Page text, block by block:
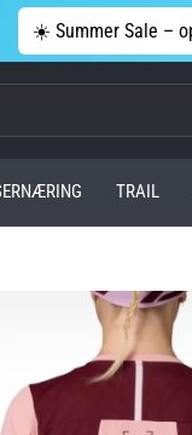
☀️ Summer Sale –
TRAIL